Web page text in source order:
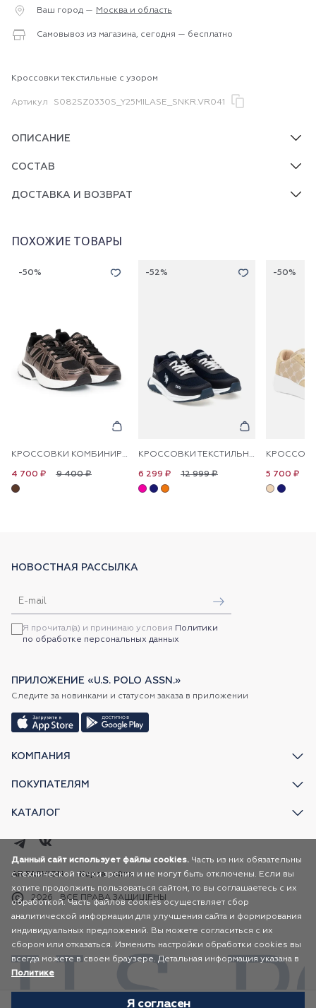
Ваш город — Москва и область
Самовывоз из магазина, сегодня — бесплатно
Кроссовки текстильные с узором
Артикул S082SZ0330S_Y25MILASE_SNKR.VR041
ОПИСАНИЕ
СОСТАВ
ДОСТАВКА И ВОЗВРАТ
ПОХОЖИЕ ТОВАРЫ
-50%
КРОССОВКИ КОМБИНИРОВАННЫЕ
9 400 ₽
4 700 ₽
-52%
КРОССОВКИ ТЕКСТИЛЬНЫЕ КОМБИНИРОВАННЫЕ
12 999 ₽
6 299 ₽
-50%
5 700 ₽
КОМПАНИЯ
ПОКУПАТЕЛЯМ
КАТАЛОГ
НОВОСТНАЯ РАССЫЛКА
Я прочитал(а) и принимаю условия Политики
по обработке персональных данных
ПРИЛОЖЕНИЕ «U.S. POLO ASSN.»
Следите за новинками и статусом заказа в приложении
2026 ВСЕ ПРАВА ЗАЩИЩЕНЫ
AR FASHION Карта сайта
Данный сайт использует файлы cookies. Часть из них обязательны
с технической точки зрения и не могут быть отключены. Если вы
хотите продолжить пользоваться сайтом, то вы соглашаетесь с их
обработкой. Часть файлов cookies осуществляет сбор
аналитической информации для улучшения сайта и формирования
индивидуальных предложений. Вы можете согласиться с их
сбором или отказаться. Изменить настройки обработки cookies вы
всегда можете в своем браузере. Детальная информация указана в
Политике
Я согласен